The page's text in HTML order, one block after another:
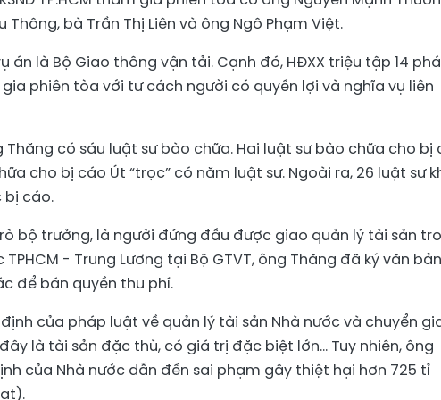
Thông, bà Trần Thị Liên và ông Ngô Phạm Việt.
án là Bộ Giao thông vận tải. Cạnh đó, HĐXX triệu tập 14
phiên tòa với tư cách người có quyền lợi và nghĩa vụ liên
có sáu luật sư bào chữa. Hai luật sư bào chữa cho bị
cho bị cáo Út “trọc” có năm luật sư. Ngoài ra, 26 luật sư
cáo.
bộ trưởng, là người đứng đầu được giao quản lý tài sản
- Trung Lương tại Bộ GTVT, ông Thăng đã ký văn
để bán quyền thu phí.
của pháp luật về quản lý tài sản Nhà nước và chuyển
là tài sản đặc thù, có giá trị đặc biệt lớn... Tuy nhiên, ông
của Nhà nước dẫn đến sai phạm gây thiệt hại hơn 725 tỉ